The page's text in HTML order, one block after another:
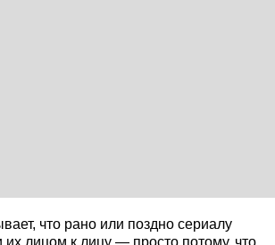
что рано или поздно сериалу
их лицом к лицу — просто потому, что